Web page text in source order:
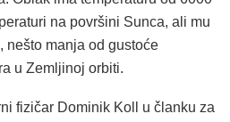
na površini Sunca, ali mu
nešto manja od gustoće
u Zemljinoj orbiti.
fizičar Dominik Koll u članku za